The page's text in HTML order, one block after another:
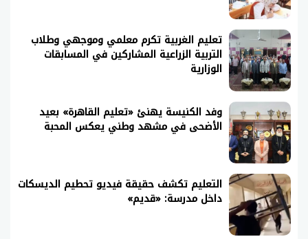
تعليم الغربية تكرم معلمي وموجهي وطلاب
التربية الزراعية المشاركين في المسابقات
الوزارية
وفد الكنيسة يهنئ «تعليم القاهرة» بعيد
الأضحى في مشهد وطني يعكس المحبة
التعليم تكشف حقيقة فيديو تحطيم الديسكات
داخل مدرسة: «قديم»